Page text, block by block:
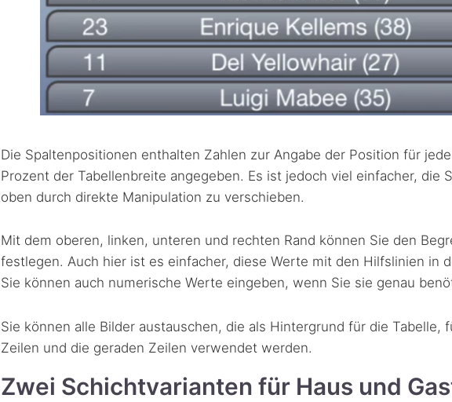
Die Spaltenpositionen enthalten Zahlen zur Angabe der Position für
Prozent der Tabellenbreite angegeben. Es ist jedoch viel einfacher, die
oben durch direkte Manipulation zu verschieben.
Mit dem oberen, linken, unteren und rechten Rand können Sie den
festlegen. Auch hier ist es einfacher, diese Werte mit den Hilfslinien in
Sie können auch numerische Werte eingeben, wenn Sie sie genau
Sie können alle Bilder austauschen, die als Hintergrund für die Tabelle,
Zeilen und die geraden Zeilen verwendet werden.
Zwei Schichtvarianten für Haus und